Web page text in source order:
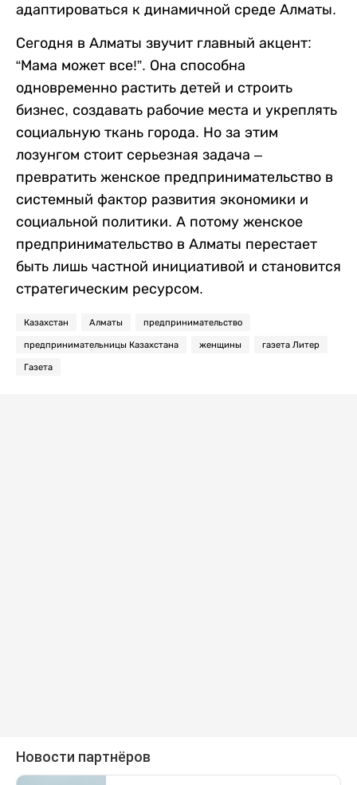
адаптироваться к динамичной среде Алматы.
Сегодня в Алматы звучит главный акцент:
“Мама может все!”. Она способна
одновременно растить детей и строить
бизнес, создавать рабочие места и укреплять
социальную ткань города. Но за этим
лозунгом стоит серьезная задача –
превратить женское предпринимательство в
системный фактор развития экономики и
социальной политики. А потому женское
предпринимательство в Алматы перестает
быть лишь частной инициативой и становится
стратегическим ресурсом.
Казахстан Алматы предпринимательство
предпринимательницы Казахстана женщины газета Литер
Газета